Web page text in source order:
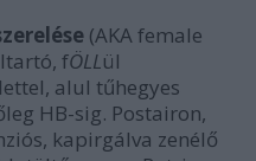
(AKA female
fÖLLül
alul tűhegyes
HB-sig. Postairon,
kapirgálva zenélő